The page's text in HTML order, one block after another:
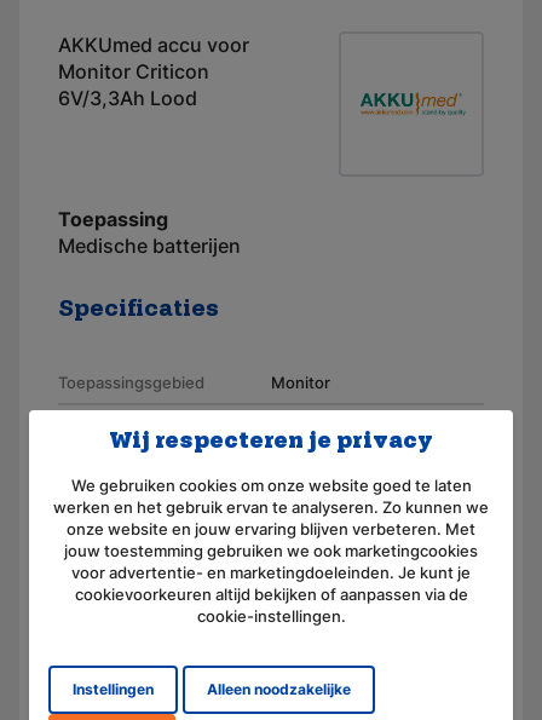
AKKUmed accu voor
Monitor Criticon
6V/3,3Ah Lood
Toepassing
Medische batterijen
Specificaties
Toepassingsgebied Monitor
Artikelnummer 110564
Voltage (V) 6,0
Amperage (mAh) 3300
Afmeting
(L) 134.0 mm x (B) 34.0 mm
x (H) 60.0 mm
Wij respecteren je privacy
We gebruiken cookies om onze website goed te laten
werken en het gebruik ervan te analyseren. Zo kunnen we
onze website en jouw ervaring blijven verbeteren. Met
jouw toestemming gebruiken we ook marketingcookies
voor advertentie- en marketingdoeleinden. Je kunt je
cookievoorkeuren altijd bekijken of aanpassen via de
cookie-instellingen.
Instellingen Alleen noodzakelijke